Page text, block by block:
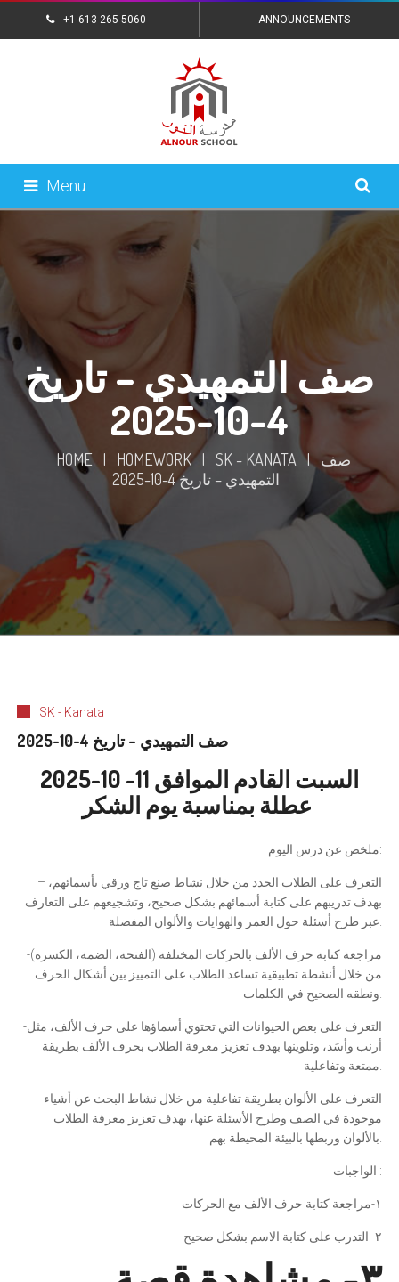
+1-613-265-5060 ANNOUNCEMENTS
Menu
صف التمهيدي – تاريخ
4-10-2025
HOME | HOMEWORK | SK - KANATA | صف
التمهيدي – تاريخ 4-10-2025
SK - Kanata
صف التمهيدي – تاريخ 4-10-2025
السبت القادم الموافق 11- 10-2025
ملخص عن درس اليوم:
– التعرف على الطلاب الجدد من خلال نشاط صنع تاج ورقي بأسمائهم،
بهدف تدريبهم على كتابة أسمائهم بشكل صحيح، وتشجيعهم على التعارف
-مراجعة كتابة حرف الألف بالحركات المختلفة (الفتحة، الضمة، الكسرة)
من خلال أنشطة تطبيقية تساعد الطلاب على التمييز بين أشكال الحرف
-التعرف على بعض الحيوانات التي تحتوي أسماؤها على حرف الألف، مثل
أرنب وأسَد، وتلوينها بهدف تعزيز معرفة الطلاب بحرف الألف بطريقة
-التعرف على الألوان بطريقة تفاعلية من خلال نشاط البحث عن أشياء
موجودة في الصف وطرح الأسئلة عنها، بهدف تعزيز معرفة الطلاب
الواجبات :
١-مراجعة كتابة حرف الألف مع الحركات
٢- التدرب على كتابة الاسم بشكل صحيح